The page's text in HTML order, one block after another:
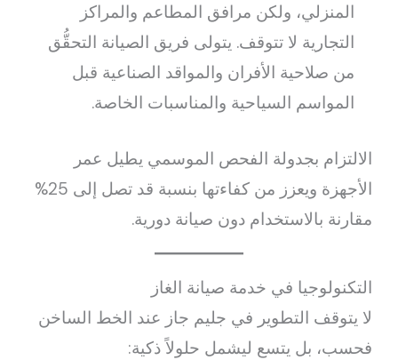
المنزلي، ولكن مرافق المطاعم والمراكز
التجارية لا تتوقف. يتولى فريق الصيانة التحقُّق
من صلاحية الأفران والمواقد الصناعية قبل
المواسم السياحية والمناسبات الخاصة.
الالتزام بجدولة الفحص الموسمي يطيل عمر
الأجهزة ويعزز من كفاءتها بنسبة قد تصل إلى 25%
مقارنة بالاستخدام دون صيانة دورية.
التكنولوجيا في خدمة صيانة الغاز
لا يتوقف التطوير في جليم جاز عند الخط الساخن
فحسب، بل يتسع ليشمل حلولاً ذكية: